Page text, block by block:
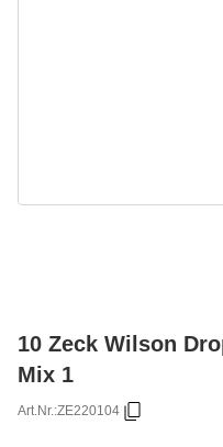
10 Zeck Wilson
Mix 1
Art.Nr.:ZE220104